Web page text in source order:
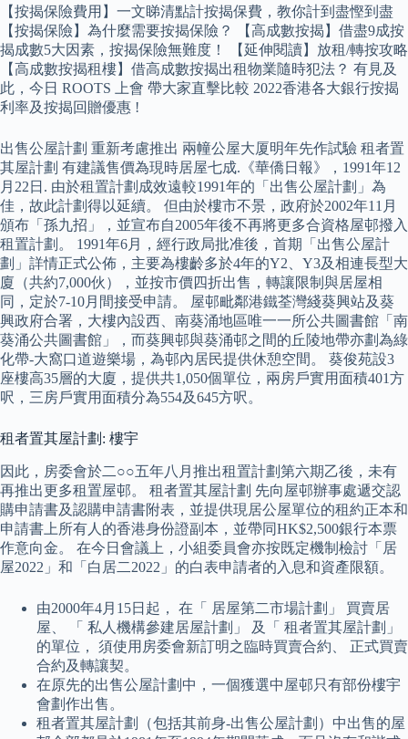
【按揭保險費用】一文睇清點計按揭保費，教你計到盡慳到盡
【按揭保險】為什麼需要按揭保險？ 【高成數按揭】借盡9成按
揭成數5大因素，按揭保險無難度！ 【延伸閱讀】放租/轉按攻略
【高成數按揭租樓】借高成數按揭出租物業隨時犯法？ 有見及
此，今日 ROOTS 上會 帶大家直擊比較 2022香港各大銀行按揭
利率及按揭回贈優惠 !
出售公屋計劃 重新考慮推出 兩幢公屋大厦明年先作試驗 租者置
其屋計劃 有建議售價為現時居屋七成.《華僑日報》，1991年12
月22日. 由於租置計劃成效遠較1991年的「出售公屋計劃」為
佳，故此計劃得以延續。 但由於樓市不景，政府於2002年11月
頒布「孫九招」，並宣布自2005年後不再將更多合資格屋邨撥入
租置計劃。 1991年6月，經行政局批准後，首期「出售公屋計
劃」詳情正式公佈，主要為樓齡多於4年的Y2、Y3及相連長型大
廈（共約7,000伙），並按市價四折出售，轉讓限制與居屋相
同，定於7-10月間接受申請。 屋邨毗鄰港鐵荃灣綫葵興站及葵
興政府合署，大樓內設西、南葵涌地區唯一一所公共圖書館「南
葵涌公共圖書館」，而葵興邨與葵涌邨之間的丘陵地帶亦劃為綠
化帶-大窩口道遊樂場，為邨內居民提供休憩空間。 葵俊苑設3
座樓高35層的大廈，提供共1,050個單位，兩房戶實用面積401方
呎，三房戶實用面積分為554及645方呎。
租者置其屋計劃: 樓宇
因此，房委會於二○○五年八月推出租置計劃第六期乙後，未有
再推出更多租置屋邨。 租者置其屋計劃 先向屋邨辦事處遞交認
購申請書及認購申請書附表，並提供現居公屋單位的租約正本和
申請書上所有人的香港身份證副本，並帶同HK$2,500銀行本票
作意向金。 在今日會議上，小組委員會亦按既定機制檢討「居
屋2022」和「白居二2022」的白表申請者的入息和資產限額。
由2000年4月15日起， 在「 居屋第二市場計劃」 買賣居
屋、 「 私人機構參建居屋計劃」 及「 租者置其屋計劃」
的單位， 須使用房委會新訂明之臨時買賣合約、 正式買賣
合約及轉讓契。
在原先的出售公屋計劃中，一個獲選中屋邨只有部份樓宇
會劃作出售。
租者置其屋計劃（包括其前身-出售公屋計劃）中出售的屋